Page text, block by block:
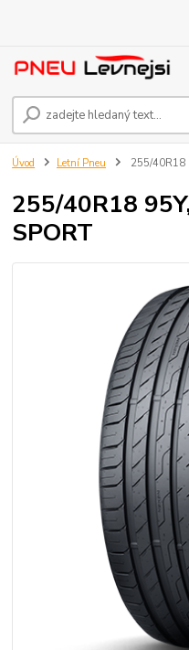
Úvod Letní Pneu 255/40R18
255/40R18
SPORT